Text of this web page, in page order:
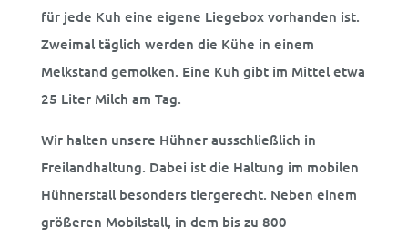
für jede Kuh eine eigene Liegebox vorhanden ist.
Zweimal täglich werden die Kühe in einem
Melkstand gemolken. Eine Kuh gibt im Mittel etwa
25 Liter Milch am Tag.
Wir halten unsere Hühner ausschließlich in
Freilandhaltung. Dabei ist die Haltung im mobilen
Hühnerstall besonders tiergerecht. Neben einem
größeren Mobilstall, in dem bis zu 800